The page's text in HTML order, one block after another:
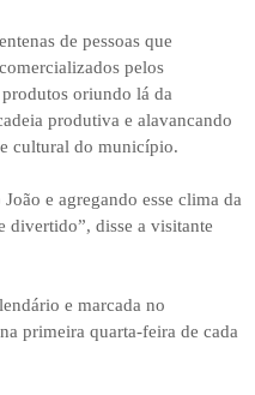
de pessoas que
pelos
oriundo lá da
produtiva e alavancando
cultural do município.
e agregando esse clima da
divertido”, disse a visitante
e marcada no
primeira quarta-feira de cada